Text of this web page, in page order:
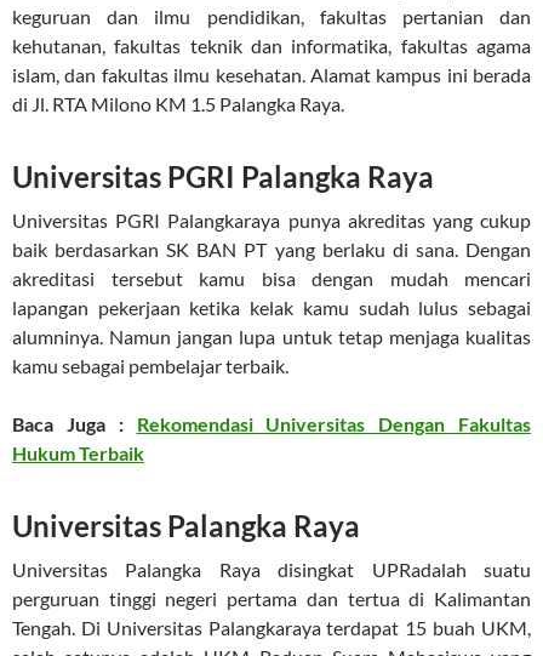
keguruan dan ilmu pendidikan, fakultas pertanian dan
kehutanan, fakultas teknik dan informatika, fakultas agama
islam, dan fakultas ilmu kesehatan. Alamat kampus ini berada
di Jl. RTA Milono KM 1.5 Palangka Raya.
Universitas PGRI Palangka Raya
Universitas PGRI Palangkaraya punya akreditas yang cukup
baik berdasarkan SK BAN PT yang berlaku di sana. Dengan
akreditasi tersebut kamu bisa dengan mudah mencari
lapangan pekerjaan ketika kelak kamu sudah lulus sebagai
alumninya. Namun jangan lupa untuk tetap menjaga kualitas
kamu sebagai pembelajar terbaik.
Baca Juga : Rekomendasi Universitas Dengan Fakultas
Hukum Terbaik
Universitas Palangka Raya
Universitas Palangka Raya disingkat UPRadalah suatu
perguruan tinggi negeri pertama dan tertua di Kalimantan
Tengah. Di Universitas Palangkaraya terdapat 15 buah UKM,